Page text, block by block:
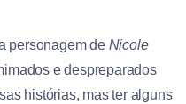
personagem de Nicole
e despreparados
histórias, mas ter alguns